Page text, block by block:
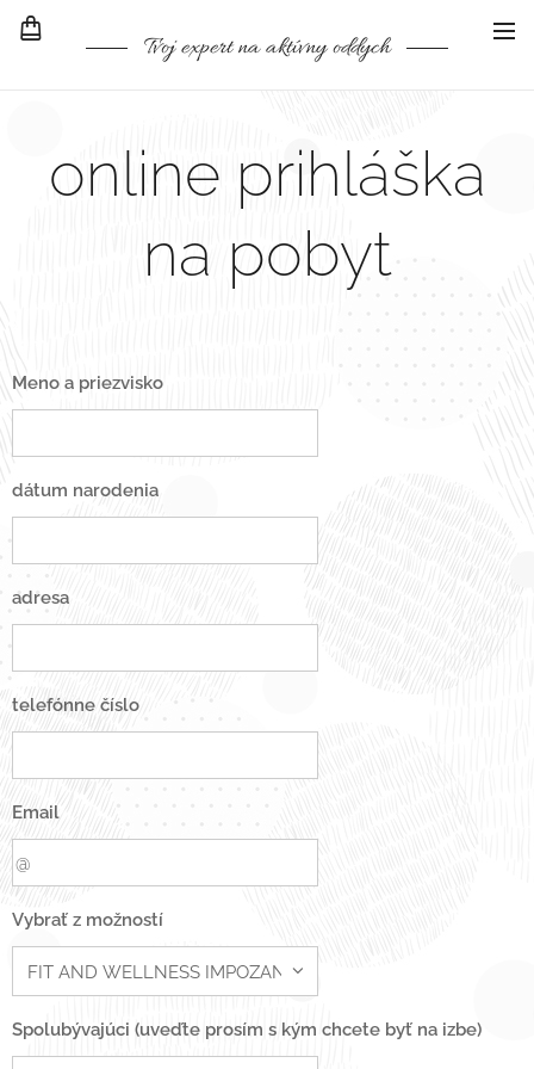
Tvoj expert na aktívny oddych
online prihláška
na pobyt
Meno a priezvisko
dátum narodenia
adresa
telefónne číslo
Email
Vybrať z možností
Spolubývajúci (uveďte prosím s kým chcete byť na izbe)